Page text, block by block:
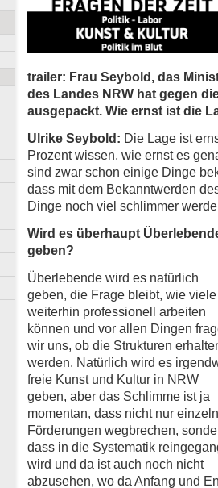
trailer: Frau Seybold, das
des Landes NRW hat gegen
ausgepackt. Wie ernst ist die
Ulrike Seybold: Die Lage ist
Prozent wissen, wie ernst es
sind zwar schon einige Dinge
dass mit dem Bekanntwerden
Dinge noch viel schlimmer
Wird es überhaupt
geben?
Überlebende wird es natürlich
geben, die Frage bleibt, wie viele
weiterhin professionell arbeiten
können und vor allen Dingen
wir uns, ob die Strukturen
werden. Natürlich wird es
freie Kunst und Kultur in NRW
geben, aber das Schlimme ist ja
momentan, dass nicht nur
Förderungen wegbrechen,
dass in die Systematik
wird und da ist auch noch nicht
abzusehen, wo da Anfang und